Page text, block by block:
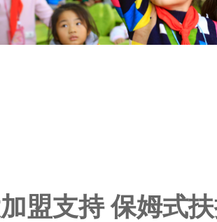
盟支持 保姆式